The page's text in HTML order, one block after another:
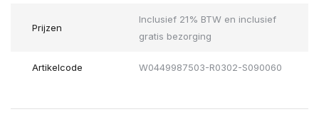
Prijzen
Inclusief 21% BTW en inclusief
gratis bezorging
Artikelcode W0449987503-R0302-S090060